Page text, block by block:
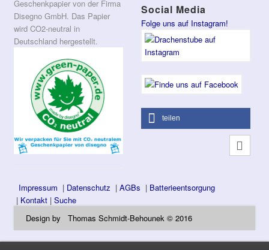
Geschenkpapier von der Firma
Disegno GmbH. Das Papier
wird CO2-neutral in
Deutschland hergestellt.
Social Media
Folge uns auf Instagram!
teilen
Impressum | Datenschutz |AGBs | Batterieentsorgung
| Kontakt |Suche
Design by Thomas Schmidt-Behounek © 2016